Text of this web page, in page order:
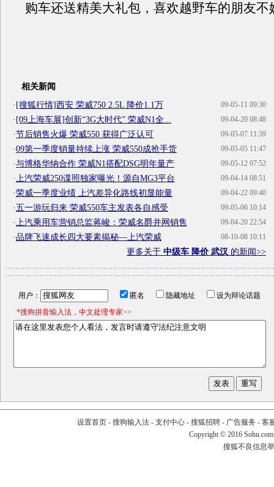
购车还送精美大礼包，喜欢越野车的朋友不
相关新闻
09-05-11 09:30
·[搜狐行情]西安 荣威750 2.5L 降价1.1万
09-04-20 08:48
·[09上海车展]创新“3G大时代” 荣威N1全...
09-05-07 11:39
·节后销售火爆 荣威550 获得广泛认可
09-05-05 11:47
·09第一季度销量持续上涨 荣威550成抢手货
09-05-12 07:52
·与博格华纳合作 荣威N1搭配DSG明年量产
09-04-14 08:51
· 上汽荣威250谍照独家曝光！源自MG3平台
09-04-22 09:40
·荣威一季度业绩 上汽差异化路线初显能量
09-05-06 10:14
·五一游玩归来 荣威550车主发表各自感受
09-04-20 22:54
· 上汽乘用车营销总监蒋峻：荣威名爵并网销售
08-10-08 10:11
·品牌飞速成长四大要素揭秘—上汽荣威
更多关于 中级车 降价 武汉 的新闻>>
用户： 匿名 隐藏地址
设为辩论话题
*搜狗拼音输入法，中文处理专家>>
设置首页- 搜狗输入法- 支付中心- 搜狐招聘- 广告服务 - 客
Copyright © 2016
搜狐不良信息